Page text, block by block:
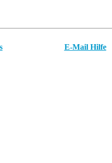
E-Mail Hilfe